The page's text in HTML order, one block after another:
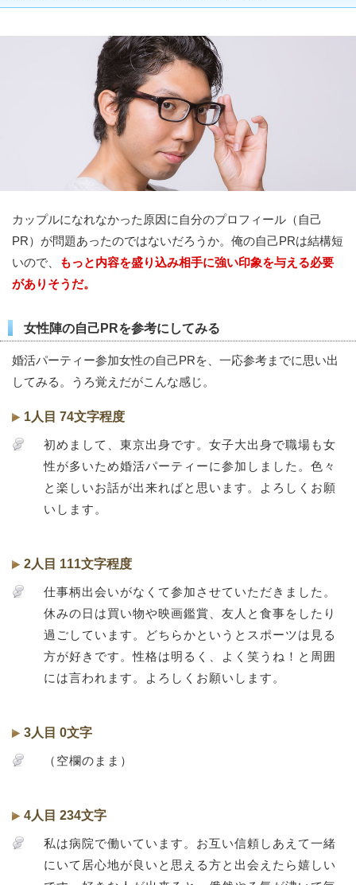
カップルになれなかった原因に自分のプロフィール（自己
PR）が問題あったのではないだろうか。俺の自己PRは結構短
いので、
もっと内容を盛り込み相手に強い印象を与える必要
がありそうだ。
女性陣の自己PRを参考にしてみる
婚活パーティー参加女性の自己PRを、一応参考までに思い出
してみる。うろ覚えだがこんな感じ。
1人目 74文字程度
初めまして、東京出身です。女子大出身で職場も女
性が多いため婚活パーティーに参加しました。色々
と楽しいお話が出来ればと思います。よろしくお願
いします。
2人目 111文字程度
仕事柄出会いがなくて参加させていただきました。
休みの日は買い物や映画鑑賞、友人と食事をしたり
過ごしています。どちらかというとスポーツは見る
方が好きです。性格は明るく、よく笑うね！と周囲
には言われます。よろしくお願いします。
3人目 0文字
（空欄のまま）
4人目 234文字
私は病院で働いています。お互い信頼しあえて一緒
にいて居心地が良いと思える方と出会えたら嬉しい